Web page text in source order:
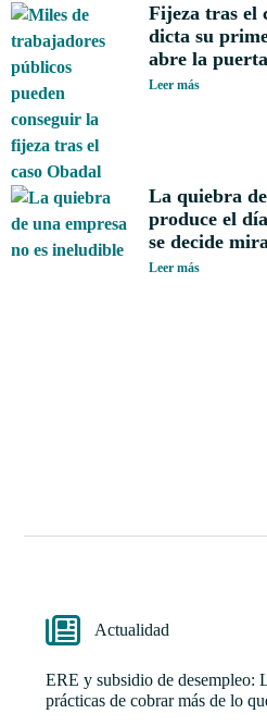
Fijeza tras el
dicta su
abre la
Leer más
La quiebra
produce el
se decide
Leer más
Actualidad
ERE y subsidio de desempleo:
prácticas de cobrar más de lo